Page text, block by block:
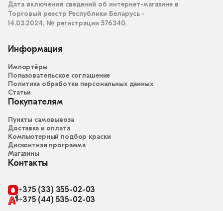
Дата включения сведений об интернет-магазине в
Торговый реестр Республики Беларусь -
14.03.2024, № регистрации 576340.
Информация
Импортёры
Пользовательское соглашение
Политика обработки персональных данных
Статьи
Покупателям
Пункты самовывоза
Доставка и оплата
Компьютерный подбор краски
Дисконтная программа
Магазины
Контакты
+375 (33) 355-02-03
+375 (44) 535-02-03